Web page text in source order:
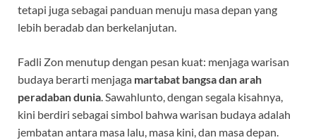
tetapi juga sebagai panduan menuju masa depan yang
lebih beradab dan berkelanjutan.
Fadli Zon menutup dengan pesan kuat: menjaga warisan
budaya berarti menjaga martabat bangsa dan arah
peradaban dunia. Sawahlunto, dengan segala kisahnya,
kini berdiri sebagai simbol bahwa warisan budaya adalah
jembatan antara masa lalu, masa kini, dan masa depan.